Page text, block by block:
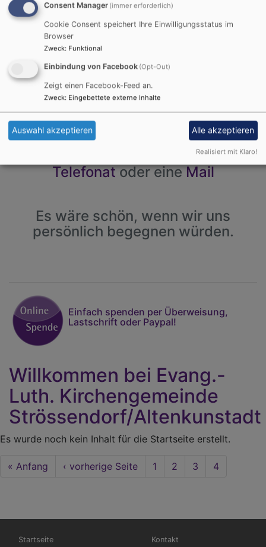
Unsere Termine
Informationen zur Taufe,
Konfirmation, Trauung oder
Bestattung finden Sie unter
LebensBegleitung
Bei Fragen freuen wir uns über ein
Telefonatoder eineMail
Es wäre schön, wenn wir uns
persönlich begegnen würden.
Einfach spenden per Überweisung,
Lastschrift oder Paypal!
Willkommen bei Evang.-
Luth. Kirchengemeinde
Strössendorf/Altenkunstadt
Es wurde noch kein Inhalt für die Startseite erstellt.
Seitennummerierung
First
« Anfang
Vorherige
‹ vorherige Seite Seite
1 Seite
2 Seite
3
Aktuelle
4
Hauptnavigation
Startseite Fußbereichsmenü
Kontakt
Consent Manager (immer erforderlich)
Cookie Consent speichert Ihre Einwilligungsstatus im
Browser
Zweck: Funktional
Einbindung von Facebook (Opt-Out)
Zeigt einen Facebook-Feed an.
Zweck: Eingebettete externe Inhalte
Auswahl akzeptieren Alle akzeptieren
Realisiert mit Klaro!